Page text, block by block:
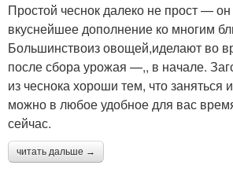
Простой чеснок далеко не прост — он
вкуснейшее дополнение ко многим
Большинствоиз овощей,иделают во
после сбора урожая —,, в начале.
из чеснока хороши тем, что заняться
можно в любое удобное для вас
сейчас.
читать дальше →